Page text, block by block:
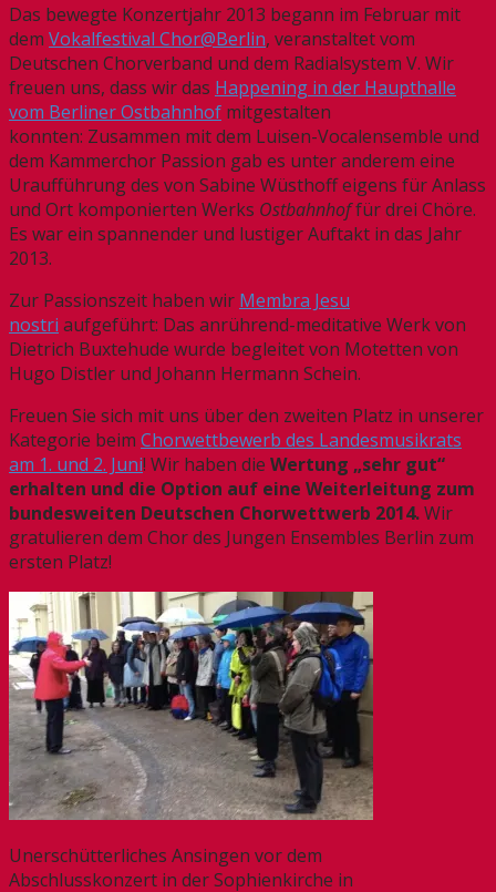
Das bewegte Konzertjahr 2013 begann im Februar mit
dem Vokalfestival Chor@Berlin, veranstaltet vom
Deutschen Chorverband und dem Radialsystem V. Wir
freuen uns, dass wir das Happening in der Haupthalle
vom Berliner Ostbahnhof mitgestalten
konnten: Zusammen mit dem Luisen-Vocalensemble und
dem Kammerchor Passion gab es unter anderem eine
Uraufführung des von Sabine Wüsthoff eigens für Anlass
und Ort komponierten Werks Ostbahnhoffür drei Chöre.
Es war ein spannender und lustiger Auftakt in das Jahr
2013.
Zur Passionszeit haben wir Membra Jesu
nostri aufgeführt: Das anrührend-meditative Werk von
Dietrich Buxtehude wurde begleitet von Motetten von
Hugo Distler und Johann Hermann Schein.
Freuen Sie sich mit uns über den zweiten Platz in unserer
Kategorie beim Chorwettbewerb des Landesmusikrats
am 1. und 2. Juni! Wir haben die Wertung „sehr gut“
erhalten und die Option auf eine Weiterleitung zum
bundesweiten Deutschen Chorwettwerb 2014.Wir
gratulieren dem Chor des Jungen Ensembles Berlin zum
ersten Platz!
Unerschütterliches Ansingen vor dem
Abschlusskonzert in der Sophienkirche in